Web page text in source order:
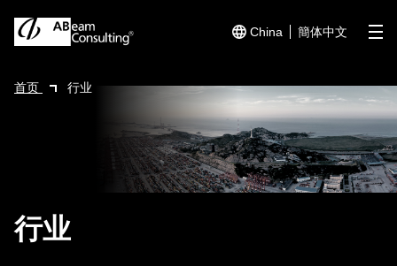
China 簡体中文
首页 行业
行业